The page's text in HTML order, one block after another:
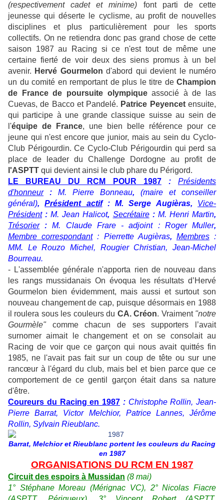
(respectivement cadet et minime) font parti de cette
jeunesse qui déserte le cyclisme, au profit de nouvelles
disciplines et plus particulièrement pour les sports
collectifs. On ne retiendra donc pas grand chose de cette
saison 1987 au Racing si ce n'est tout de même une
certaine fierté de voir deux des siens promus à un bel
avenir. Hervé Gourmelon d'abord qui devient le numéro
un du comité en remportant de plus le titre de Champion
de France de poursuite olympiqueassocié à de las
Cuevas, de Bacco et Pandelé. Patrice Peyencetensuite,
qui participe à une grande classique suisse au sein de
l'équipe de France, une bien belle référence pour ce
jeune qui n'est encore que junior, mais au sein du Cyclo-
Club Périgourdin. Ce Cyclo-Club Périgourdin qui perd sa
place de leader du Challenge Dordogne au profit de
l'ASPTT qui devient ainsi le club phare du Périgord.
LE BUREAU DU RCM POUR 1987
:Présidents
d'honneur: M. Pierre Bonneau, (maire et conseiller
général),Président actif: M. Serge Augièras, Vice-
Président:M. Jean Halicot, Secrétaire: M. Henri Martin,
Trésorier:M. Claude Frare - adjoint : Roger Muller,
Membre correspondant: Pierrette Augièras, Membres:
MM. Le Rouzo Michel, Rougier Christian, Jean-Michel
Bourreau.
- L'assemblée générale n'apporta rien de nouveau dans
les rangs mussidanais On évoqua les résultats d’Hervé
Gourmelon bien évidemment, mais aussi et surtout son
nouveau changement de cap, puisque désormais en 1988
il roulera sous les couleurs du CA. Créon. Vraiment "notre
Gourmèle" comme chacun de ses supporters l’avait
surnomer aimait le changement et on se consolait au
Racing de voir que ce garçon qui nous avait quittés fin
1985, ne l'avait pas fait sur un coup de tête ou sur une
rancœur à l'égard du club, mais bel et bien parce que ce
comportement de ce gentil garçon était dans sa nature
d'être.
Coureurs du Racing en 1987 : Christophe Rollin, Jean-
Pierre Barrat, Victor Melchior, Patrice Lannes, Jérôme
Rollin, Sylvain Rieublanc.
Barrat, Melchior et Rieublanc portent les couleurs du Racing
en 1987
ORGANISATIONS DU RCM EN 1987
Circuit des espoirs à Mussidan (8 mai)
1° Stéphane Moreau (Mérignac VC), 2° Nicolas Fiacre